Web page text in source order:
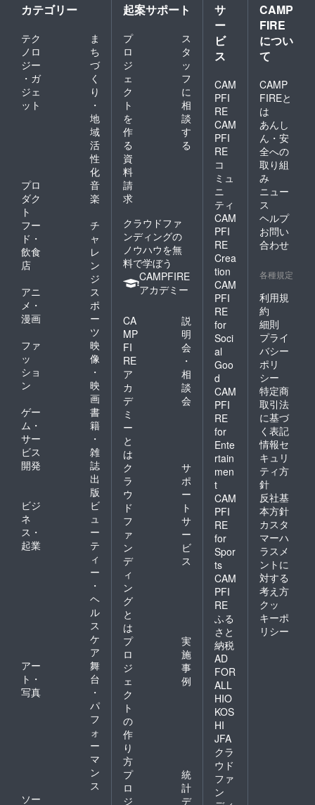
カテゴリー
テク
ノロ
ジー
・ガ
ジェ
ット
ま
ち
づ
く
り
・
地
域
活
性
化
プロ
ダク
ト
音
楽
フー
ド・
飲食
店
チ
ャ
レ
ン
ジ
アニ
メ・
漫画
ス
ポ
ー
ツ
ファ
ッ
ショ
ン
映
像
・
映
画
ゲー
ム・
サー
ビス
開発
書
籍
・
雑
誌
出
版
ビジ
ネ
ス・
起業
ビ
ュ
ー
テ
ィ
ー
・
ヘ
ル
ス
ケ
ア
アー
ト・
写真
舞
台
・
パ
フ
ォ
ー
マ
ン
ス
ソー
起案サポート
プ
ロ
ジ
ェ
ク
ト
を
作
る
ス
タ
ッ
フ
に
相
談
す
る
資
料
請
求
クラウドファ
ンディングの
ノウハウを無
料で学ぼう
CAMPFIRE
アカデミー
CA
MP
FI
RE
ア
カ
デ
ミ
ー
と
は
説
明
会
・
相
談
会
ク
ラ
ウ
ド
フ
ァ
ン
デ
ィ
ン
グ
と
は
サ
ポ
ー
ト
サ
ー
ビ
ス
プ
ロ
ジ
ェ
ク
ト
の
作
り
方
実
施
事
例
プ
ロ
ジ
統
計
デ
サ
ー
ビ
ス
CAM
PFI
RE
CAM
PFI
RE
コ
ミュ
ニ
ティ
CAM
PFI
RE
Crea
tion
CAM
PFI
RE
for
Soci
al
Goo
d
CAM
PFI
RE
for
Ente
rtain
men
t
CAM
PFI
RE
for
Spor
ts
CAM
PFI
RE
ふる
さと
納税
AD
FOR
ALL
HIO
KOS
HI
JFA
クラ
ウド
ファ
ン
CAMP
FIRE
につい
て
CAMP
FIREと
は
あんし
ん・安
全への
取り組
み
ニュー
ス
ヘルプ
お問い
合わせ
各種規定
利用規
約
細則
プライ
バシー
ポリ
シー
特定商
取引法
に基づ
く表記
情報セ
キュリ
ティ方
針
反社基
本方針
カスタ
マーハ
ラスメ
ントに
対する
考え方
クッ
キーポ
リシー